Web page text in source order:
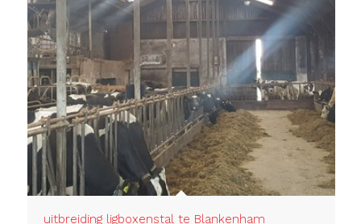
uitbreiding ligboxenstal te Blankenham